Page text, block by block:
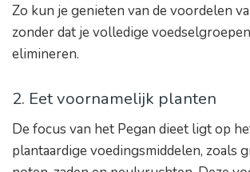
Zo kun je genieten van de voordelen
zonder dat je volledige
elimineren.
2. Eet voornamelijk planten
De focus van het Pegan dieet ligt op
plantaardige voedingsmiddelen, zoals